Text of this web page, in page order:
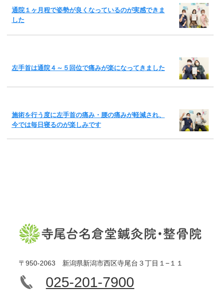
通院１ヶ月程で姿勢が良くなっているのが実感できま
した
左手首は通院４～５回位で痛みが楽になってきました
施術を行う度に左手首の痛み・腰の痛みが軽減され、
今では毎日寝るのが楽しみです
〒950-2063 新潟県新潟市西区寺尾台３丁目１−１１
025-201-7900